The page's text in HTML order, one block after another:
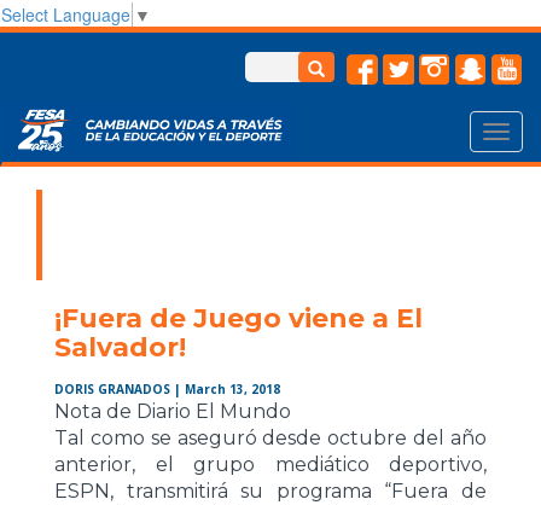
Select Language ▼
¡Fuera de Juego viene a El
Salvador!
DORIS GRANADOS | March 13, 2018
Nota de Diario El Mundo
Tal como se aseguró desde octubre del año
anterior, el grupo mediático deportivo,
ESPN, transmitirá su programa “Fuera de